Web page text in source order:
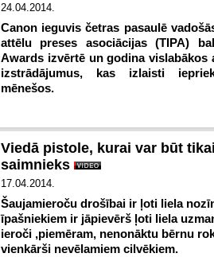
24.04.2014.
Canon ieguvis četras pasaulē
attēlu preses asociācijas (TIPA)
Awards izvērtē un godina vislabākos
izstrādājumus, kas izlaisti
mēnešos.
Viedā pistole, kurai var būt
saimnieks
17.04.2014.
Šaujamieroču drošībai ir ļoti liela
īpašniekiem ir jāpievērš ļoti liela
ieroči ,piemēram, nenonāktu bērnu
vienkārši nevēlamiem cilvēkiem.